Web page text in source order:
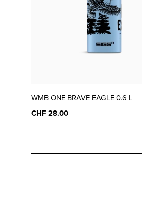
WMB ONE BRAVE EAGLE 0.6 L
CHF 28.00